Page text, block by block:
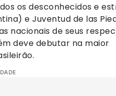
os desconhecidos e
e Juventud de las
nacionais de seus
deve debutar na maior